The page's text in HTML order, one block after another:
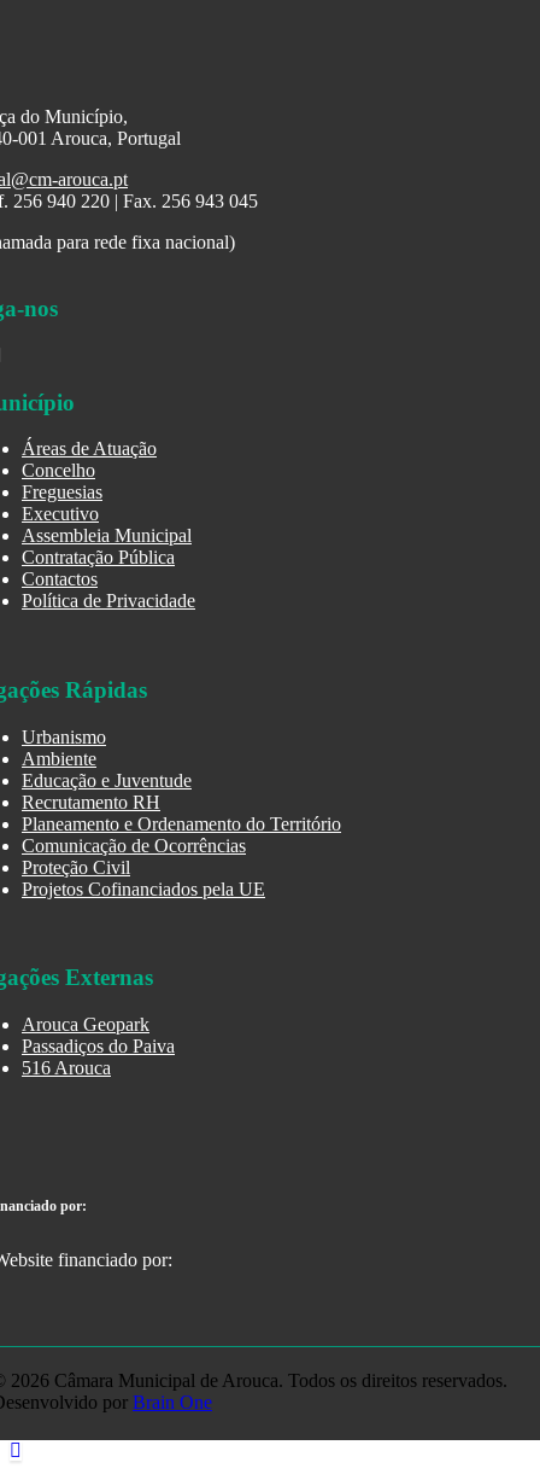
do Município,
001 Arouca, Portugal
arouca.pt
256 940 220 | Fax. 256 943 045
para rede fixa nacional)
nos
Áreas de Atuação
Concelho
Freguesias
Executivo
Assembleia Municipal
Contratação Pública
Contactos
Política de Privacidade
Rápidas
Urbanismo
Ambiente
Educação e Juventude
Recrutamento RH
Planeamento e Ordenamento do Território
Comunicação de Ocorrências
Proteção Civil
Projetos Cofinanciados pela UE
Externas
Arouca Geopark
Passadiços do Paiva
516 Arouca
por:
2026 Câmara Municipal de Arouca. Todos os direitos reservados.
por Brain One